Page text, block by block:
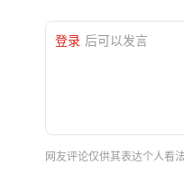
登录 后可以发言
网友评论仅供其表达个人看